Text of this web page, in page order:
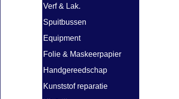
Verf & Lak.
Spuitbussen
Equipment
Folie & Maskeerpapier
Handgereedschap
Kunststof reparatie